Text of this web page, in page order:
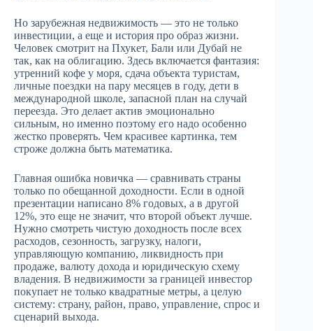
Но зарубежная недвижимость — это не только
инвестиции, а еще и история про образ жизни.
Человек смотрит на Пхукет, Бали или Дубай не
так, как на облигацию. Здесь включается фантазия:
утренний кофе у моря, сдача объекта туристам,
личные поездки на пару месяцев в году, дети в
международной школе, запасной план на случай
переезда. Это делает актив эмоционально
сильным, но именно поэтому его надо особенно
жестко проверять. Чем красивее картинка, тем
строже должна быть математика.
Главная ошибка новичка — сравнивать страны
только по обещанной доходности. Если в одной
презентации написано 8% годовых, а в другой
12%, это еще не значит, что второй объект лучше.
Нужно смотреть чистую доходность после всех
расходов, сезонность, загрузку, налоги,
управляющую компанию, ликвидность при
продаже, валюту дохода и юридическую схему
владения. В недвижимости за границей инвестор
покупает не только квадратные метры, а целую
систему: страну, район, право, управление, спрос и
сценарий выхода.